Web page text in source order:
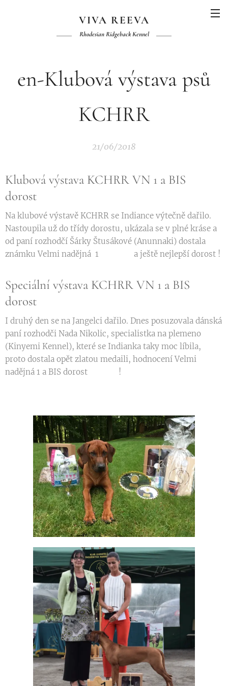
VIVA REEVA
Rhodesian Ridgeback Kennel
en-Klubová výstava psů
KCHRR
21/06/2018
Klubová výstava KCHRR VN 1 a BIS
dorost
Na klubové výstavě KCHRR se Indiance výtečně dařilo.
Nastoupila už do třídy dorostu, ukázala se v plné kráse a
od paní rozhodčí Šárky Štusákové (Anunnaki) dostala
známku Velmi nadějná 1 ❤🏆❤ a ještě nejlepší dorost !
Speciální výstava KCHRR VN 1 a BIS
dorost
I druhý den se na Jangelci dařilo. Dnes posuzovala dánská
paní rozhodči Nada Nikolic, specialistka na plemeno
(Kinyemi Kennel), které se Indianka taky moc líbila,
proto dostala opět zlatou medaili, hodnocení Velmi
nadějná 1 a BIS dorost ❤🏆❤!